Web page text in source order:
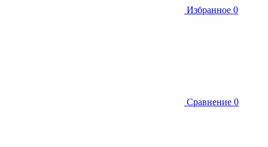
Избранное 0
Сравнение 0